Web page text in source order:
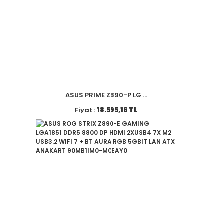
ASUS PRIME Z890-P LG ...
Fiyat :18.595,16 TL